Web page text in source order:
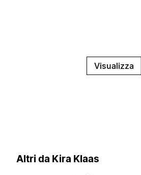
Visualizza
Altri da Kira Klaas